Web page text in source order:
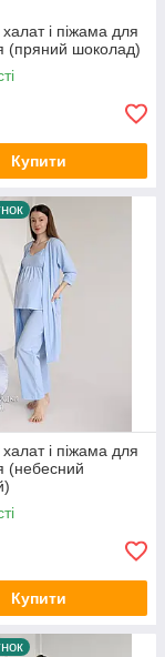
і піжама для
(пряний шоколад)
Купити
і піжама для
(небесний
Купити